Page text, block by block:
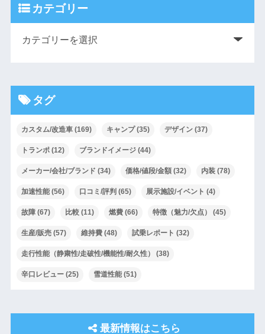
カテゴリー
タグ
カスタム/改造車(169) キャンプ(35) デザイン(37)
トランポ(12) ブランドイメージ(44)
メーカー/会社/ブランド (34) 価格/値段/金額(32) 内装(78)
加速性能(56) 口コミ/評判 (65) 展示施設/イベント (4)
故障(67) 比較(11) 燃費(66) 特徴（魅力/欠点） (45)
生産/販売(57) 維持費(48) 試乗レポート (32)
走行性能（静粛性/走破性/機能性/耐久性） (38)
辛口レビュー(25) 雪道性能(51)
最新情報はこちら